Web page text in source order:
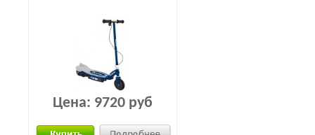
Цена: 9720 руб